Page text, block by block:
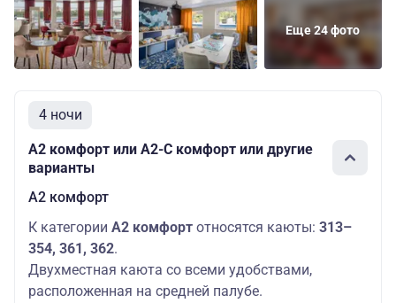
Еще 24 фото
4 ночи
А2 комфорт или А2-С комфорт или другие
варианты
А2 комфорт
К категории А2 комфорт относятся каюты: 313–
354, 361, 362.
Двухместная каюта со всеми удобствами,
расположенная на средней палубе.